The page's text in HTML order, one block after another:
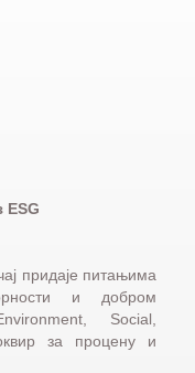
ESG
придаје питањима
и добром
Social,
за процену и